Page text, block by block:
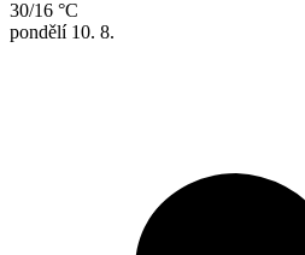
30/16 °C
pondělí 10. 8.